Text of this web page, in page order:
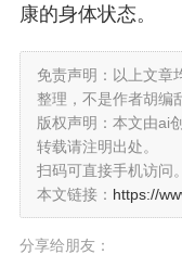
康的身体状态。
免责声明：以上文章
整理，不是作者胡编
版权声明：本文由ai
转载请注明出处。
扫码可直接手机访问。
本文链接： https://
分享给朋友：